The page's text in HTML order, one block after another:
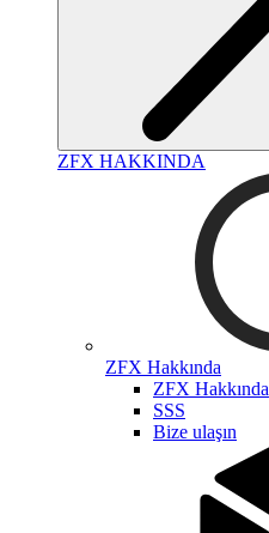
ZFX HAKKINDA
ZFX Hakkında
ZFX Hakkında
SSS
Bize ulaşın